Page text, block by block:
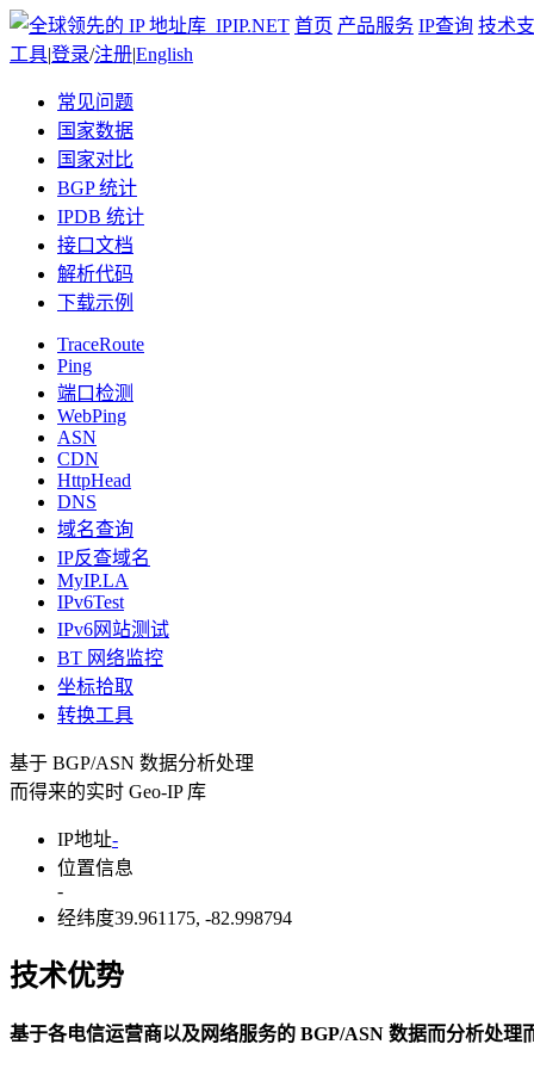
首页 产品服务 IP查询 技术
工具|登录/注册|English
常见问题
国家数据
国家对比
BGP 统计
IPDB 统计
接口文档
解析代码
下载示例
TraceRoute
Ping
端口检测
WebPing
ASN
CDN
HttpHead
DNS
域名查询
IP反查域名
MyIP.LA
IPv6Test
IPv6网站测试
BT 网络监控
坐标拾取
转换工具
基于 BGP/ASN 数据分析处理
而得来的实时 Geo-IP 库
IP地址-
位置信息
-
经纬度39.961175, -82.998794
更多数据详情
技术优势
基于各电信运营商以及网络服务的 BGP/ASN 数据而分析处理